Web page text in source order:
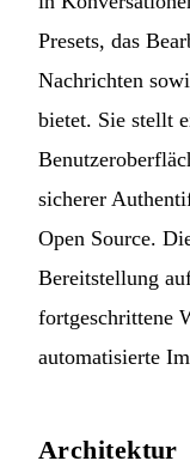
Presets, das
Nachrichten
bietet. Sie stellt
sicherer
Open Source.
Bereitstellung
fortgeschrittene
automatisierte
Architektur